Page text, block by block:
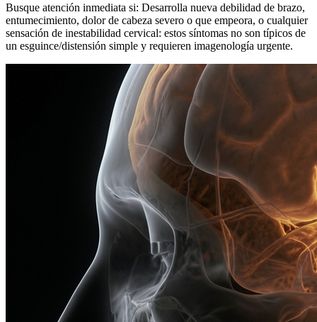
Busque atención inmediata si: Desarrolla nueva debilidad de brazo,
entumecimiento, dolor de cabeza severo o que empeora, o cualquier
sensación de inestabilidad cervical: estos síntomas no son típicos de
un esguince/distensión simple y requieren imagenología urgente.